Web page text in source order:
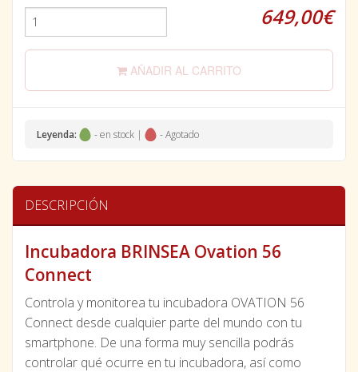
649,00€
AÑADIR AL CARRITO
Leyenda: - en stock | - Agotado
DESCRIPCIÓN
Incubadora BRINSEA Ovation 56
Connect
Controla y monitorea tu incubadora OVATION 56
Connect desde cualquier parte del mundo con tu
smartphone. De una forma muy sencilla podrás
controlar qué ocurre en tu incubadora, así como